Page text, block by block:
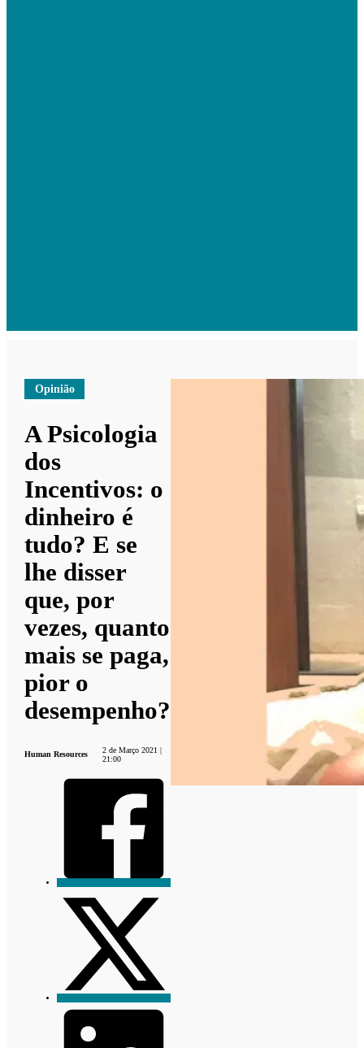
Opinião
A Psicologia
dos
Incentivos: o
dinheiro é
tudo? E se
lhe disser
que, por
vezes, quanto
mais se paga,
pior o
desempenho?
Human Resources
2 de Março 2021 |
21:00